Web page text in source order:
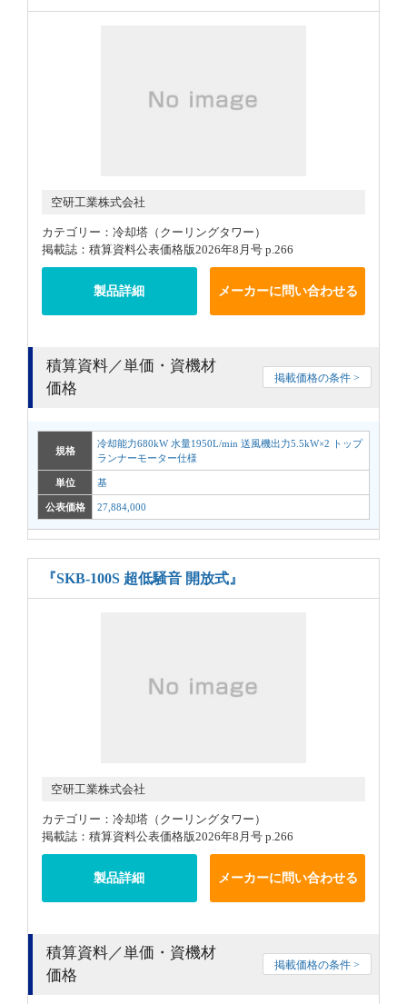
空研工業株式会社
カテゴリー：冷却塔（クーリングタワー）
掲載誌：積算資料公表価格版2026年8月号 p.266
製品詳細 メーカーに問い合わせる
積算資料／単価・資機材
価格
掲載価格の条件 >
規格
冷却能力680kW 水量1950L/min 送風機出力5.5kW×2 トップ
ランナーモーター仕様
単位 基
公表価格 27,884,000
『SKB-100S 超低騒音 開放式』
空研工業株式会社
カテゴリー：冷却塔（クーリングタワー）
掲載誌：積算資料公表価格版2026年8月号 p.266
製品詳細 メーカーに問い合わせる
積算資料／単価・資機材
価格
掲載価格の条件 >